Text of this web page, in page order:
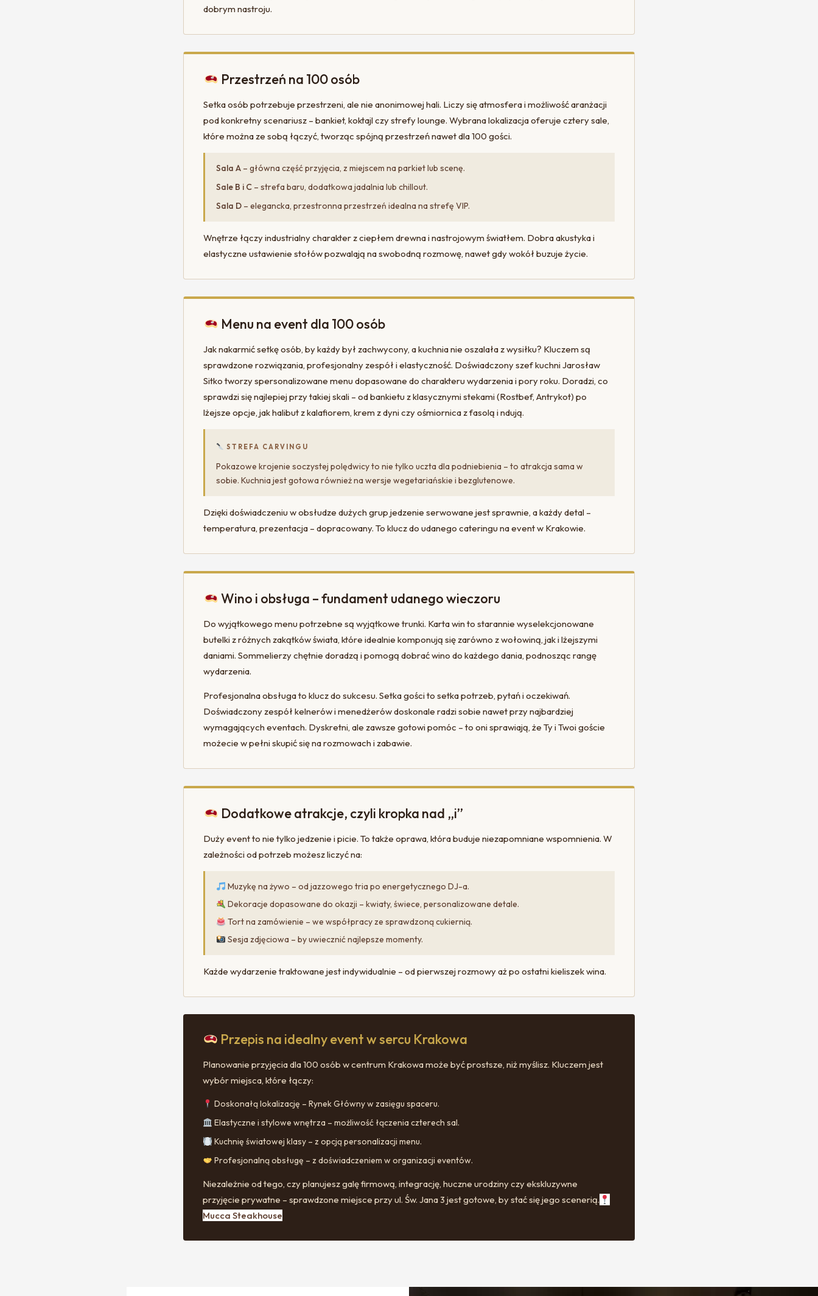
dobrym nastroju.
Przestrzeń na 100 osób
Setka osób potrzebuje przestrzeni, ale nie anonimowej hali. Liczy się atmosfera i możliwość aranżacji
pod konkretny scenariusz – bankiet, koktajl czy strefy lounge. Wybrana lokalizacja oferuje cztery sale,
które można ze sobą łączyć, tworząc spójną przestrzeń nawet dla 100 gości.
Sala A – główna część przyjęcia, z miejscem na parkiet lub scenę.
Sale B i C – strefa baru, dodatkowa jadalnia lub chillout.
Sala D – elegancka, przestronna przestrzeń idealna na strefę VIP.
Wnętrze łączy industrialny charakter z ciepłem drewna i nastrojowym światłem. Dobra akustyka i
elastyczne ustawienie stołów pozwalają na swobodną rozmowę, nawet gdy wokół buzuje życie.
Menu na event dla 100 osób
Jak nakarmić setkę osób, by każdy był zachwycony, a kuchnia nie oszalała z wysiłku? Kluczem są
sprawdzone rozwiązania, profesjonalny zespół i elastyczność. Doświadczony szef kuchni Jarosław
Sitko tworzy spersonalizowane menu dopasowane do charakteru wydarzenia i pory roku. Doradzi, co
sprawdzi się najlepiej przy takiej skali – od bankietu z klasycznymi stekami (Rostbef, Antrykot) po
lżejsze opcje, jak halibut z kalafiorem, krem z dyni czy ośmiornica z fasolą i ndują.
STREFA CARVINGU
Pokazowe krojenie soczystej polędwicy to nie tylko uczta dla podniebienia – to atrakcja sama w
sobie. Kuchnia jest gotowa również na wersje wegetariańskie i bezglutenowe.
Dzięki doświadczeniu w obsłudze dużych grup jedzenie serwowane jest sprawnie, a każdy detal –
temperatura, prezentacja – dopracowany. To klucz do udanego cateringu na event w Krakowie.
Wino i obsługa – fundament udanego wieczoru
Do wyjątkowego menu potrzebne są wyjątkowe trunki. Karta win to starannie wyselekcjonowane
butelki z różnych zakątków świata, które idealnie komponują się zarówno z wołowiną, jak i lżejszymi
daniami. Sommelierzy chętnie doradzą i pomogą dobrać wino do każdego dania, podnosząc rangę
wydarzenia.
Profesjonalna obsługa to klucz do sukcesu. Setka gości to setka potrzeb, pytań i oczekiwań.
Doświadczony zespół kelnerów i menedżerów doskonale radzi sobie nawet przy najbardziej
wymagających eventach. Dyskretni, ale zawsze gotowi pomóc – to oni sprawiają, że Ty i Twoi goście
możecie w pełni skupić się na rozmowach i zabawie.
Dodatkowe atrakcje, czyli kropka nad „i”
Duży event to nie tylko jedzenie i picie. To także oprawa, która buduje niezapomniane wspomnienia. W
zależności od potrzeb możesz liczyć na:
Muzykę na żywo – od jazzowego tria po energetycznego DJ-a.
Dekoracje dopasowane do okazji – kwiaty, świece, personalizowane detale.
Tort na zamówienie – we współpracy ze sprawdzoną cukiernią.
Sesja zdjęciowa – by uwiecznić najlepsze momenty.
Każde wydarzenie traktowane jest indywidualnie – od pierwszej rozmowy aż po ostatni kieliszek wina.
Przepis na idealny event w sercu Krakowa
Planowanie przyjęcia dla 100 osób w centrum Krakowa może być prostsze, niż myślisz. Kluczem jest
wybór miejsca, które łączy:
Doskonałą lokalizację – Rynek Główny w zasięgu spaceru.
Elastyczne i stylowe wnętrza – możliwość łączenia czterech sal.
Kuchnię światowej klasy – z opcją personalizacji menu.
Profesjonalną obsługę – z doświadczeniem w organizacji eventów.
Niezależnie od tego, czy planujesz galę firmową, integrację, huczne urodziny czy ekskluzywne
przyjęcie prywatne – sprawdzone miejsce przy ul. Św. Jana 3 jest gotowe, by stać się jego scenerią.
Mucca Steakhouse